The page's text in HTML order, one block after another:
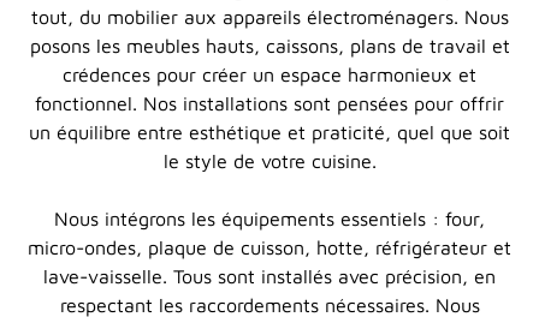
tout, du mobilier aux appareils électroménagers. Nous
posons les meubles hauts, caissons, plans de travail et
crédences pour créer un espace harmonieux et
fonctionnel. Nos installations sont pensées pour offrir
un équilibre entre esthétique et praticité, quel que soit
le style de votre cuisine.
Nous intégrons les équipements essentiels : four,
micro-ondes, plaque de cuisson, hotte, réfrigérateur et
lave-vaisselle. Tous sont installés avec précision, en
respectant les raccordements nécessaires. Nous